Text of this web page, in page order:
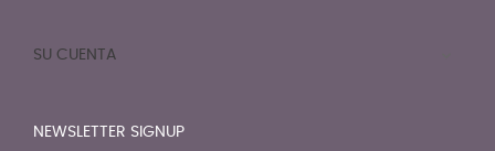
SU CUENTA
NEWSLETTER SIGNUP